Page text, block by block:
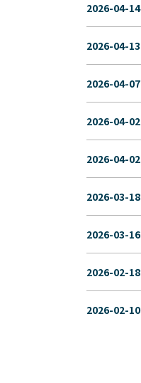
2026-04-14
2026-04-13
2026-04-07
2026-04-02
2026-04-02
2026-03-18
2026-03-16
2026-02-18
2026-02-10